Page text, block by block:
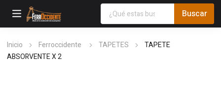
Inicio Ferroccidente TAPETES
TAPETE
ABSORVENTE X 2